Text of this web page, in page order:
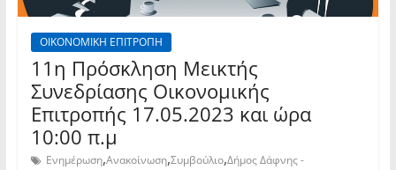
ΟΙΚΟΝΟΜΙΚΗ ΕΠΙΤΡΟΠΗ
11η Πρόσκληση Μεικτής
Συνεδρίασης Οικονομικής
Επιτροπής 17.05.2023 και ώρα
10:00 π.μ
Ενημέρωση,Ανακοίνωση,Συμβούλιο,Δήμος Δάφνης -